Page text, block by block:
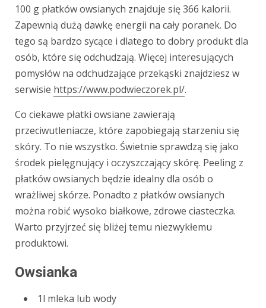
100 g płatków owsianych znajduje się 366 kalorii.
Zapewnią dużą dawkę energii na cały poranek. Do
tego są bardzo sycące i dlatego to dobry produkt dla
osób, które się odchudzają. Więcej interesujących
pomysłów na odchudzające przekąski znajdziesz w
serwisie https://www.podwieczorek.pl/.
Co ciekawe płatki owsiane zawierają
przeciwutleniacze, które zapobiegają starzeniu się
skóry. To nie wszystko. Świetnie sprawdzą się jako
środek pielęgnujący i oczyszczający skórę. Peeling z
płatków owsianych będzie idealny dla osób o
wrażliwej skórze. Ponadto z płatków owsianych
można robić wysoko białkowe, zdrowe ciasteczka.
Warto przyjrzeć się bliżej temu niezwykłemu
produktowi.
Owsianka
1l mleka lub wody